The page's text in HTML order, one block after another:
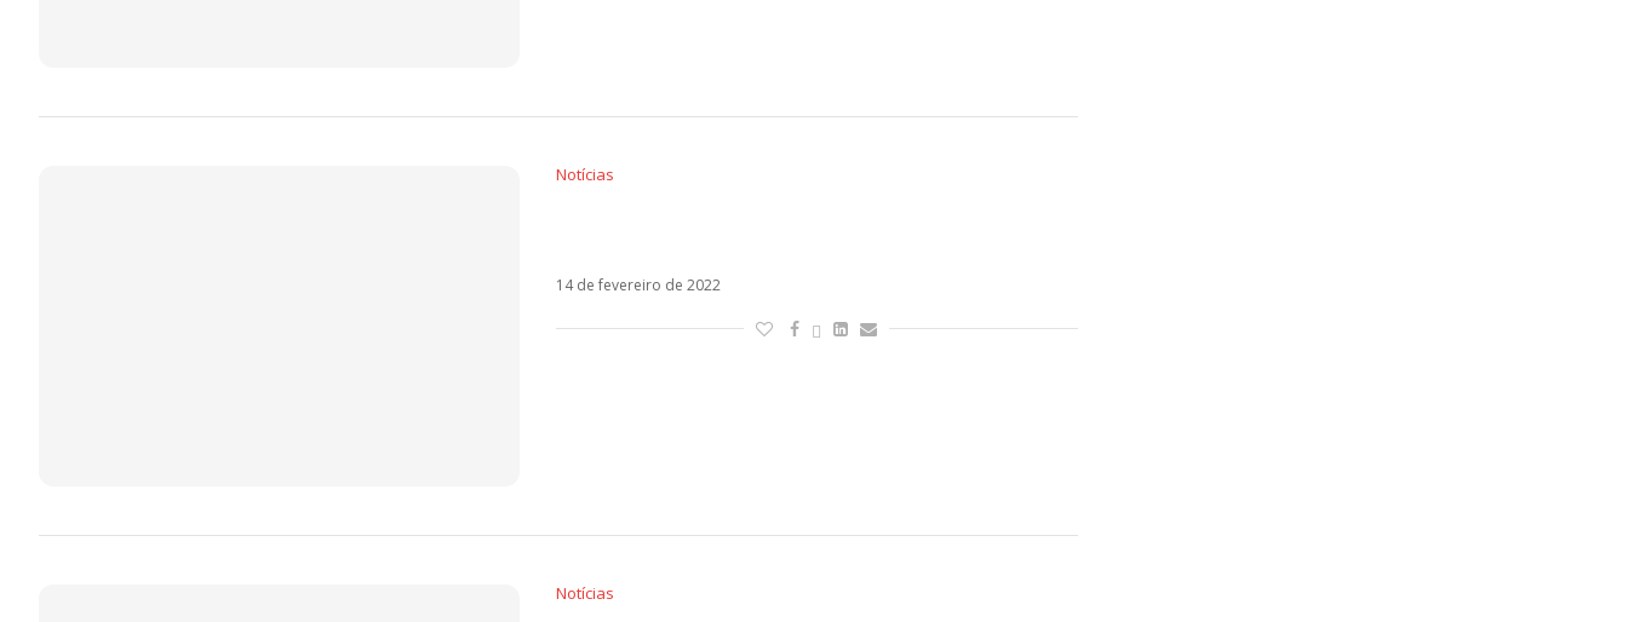
Notícias
14 de fevereiro de 2022
Notícias